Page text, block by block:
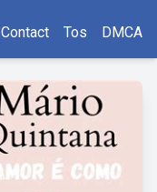
Contact Tos DMCA